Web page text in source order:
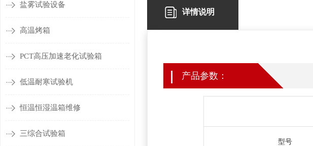
盐雾试验设备
高温烤箱
PCT高压加速老化试验箱
低温耐寒试验机
恒温恒湿温箱维修
三综合试验箱
详情说明
产品参数：
型号